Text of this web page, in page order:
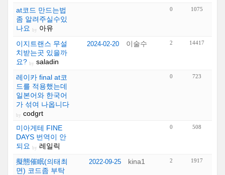
at코드 만드는법
좀 알려주실수있
나요
by 아유
0 1075
이지트랜스 무설
치받는곳 있을까
요? by saladin
2024-02-20 이술수 2 14417
레이카 final at코
드를 적용했는데
일본어와 한국어
가 섞여 나옵니다
by codgrt
0 723
미아게테 FINE
DAYS 번역이 안
되요
by 레일릭
0 508
擬態催眠(의태최
면) 코드좀 부탁
2022-09-25 kina1 2 1917